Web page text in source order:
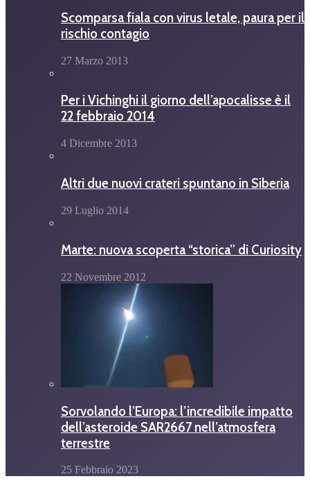
Scomparsa fiala con virus letale, paura per il
rischio contagio
27 Marzo 2013
Per i Vichinghi il giorno dell’apocalisse è il
22 febbraio 2014
4 Dicembre 2013
Altri due nuovi crateri spuntano in Siberia
29 Luglio 2014
Marte: nuova scoperta “storica” di Curiosity
22 Novembre 2012
Sorvolando l’Europa: l’incredibile impatto
dell’asteroide SAR2667 nell’atmosfera
terrestre
25 Febbraio 2023